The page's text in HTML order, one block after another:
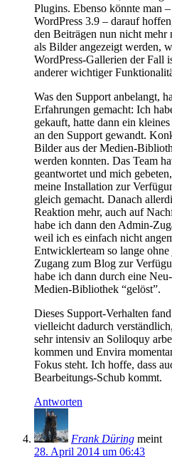
Plugins. Ebenso könnte man
WordPress 3.9 – darauf
den Beiträgen nun nicht mehr
als Bilder angezeigt werden,
WordPress-Gallerien der Fall
anderer wichtiger
Was den Support anbelangt,
Erfahrungen gemacht: Ich
gekauft, hatte dann ein
an den Support gewandt.
Bilder aus der Medien-
werden konnten. Das Team
geantwortet und mich
meine Installation zur
gleich gemacht. Danach
Reaktion mehr, auch auf
habe ich dann den Admin-
weil ich es einfach nicht
Entwicklerteam so lange
Zugang zum Blog zur
habe ich dann durch eine
Medien-Bibliothek “gelöst”.
Dieses Support-Verhalten
vielleicht dadurch
sehr intensiv an Soliloquy
kommen und Envira
Fokus steht. Ich hoffe, dass
Bearbeitungs-Schub kommt.
Antworten
Frank Düring meint
28. April 2014 um 06:43